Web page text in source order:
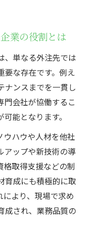
業の役割とは
、単なる外注先では
要な存在です。例え
ナンスまでを一貫し
門会社が協働するこ
能となります。
ウハウや人材を他社
アップや新技術の導
格取得支援などの制
育成にも積極的に取
より、現場で求め
成され、業務品質の